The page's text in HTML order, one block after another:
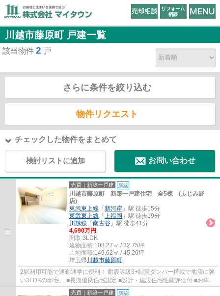
川越市藤原町 戸建一覧
該当物件 2 戸
さらに条件を絞り込む
物件リクエスト
チェックした物件をまとめて
検討リストに追加 お問い合わせ
売買｜新築一戸建 新築
川越市藤原町 新築一戸建住宅 全5棟 (ふじみ野
店)
東武東上線 「 新河岸 」駅 徒歩15分
東武東上線 「 上福岡 」駅 徒歩19分
川越線 「 南古谷 」駅 徒歩41分
4,690万円
間取:3LDK
建物面積:108.27㎡ / 32.75坪
土地面積:149.62㎡ / 45.26坪
埼玉県川越市藤原町
2駅利用可能で通勤通学に便利！ 耐震等級3+制震ダンパー搭載で地震に強
い3LDKの邸宅。 ■長期優良住宅認定 ■設計・建設住宅性能評価付 ■お車2
台並列駐車可 ■家事便利な水回り集中設計 ...
売買｜新築一戸建 新築